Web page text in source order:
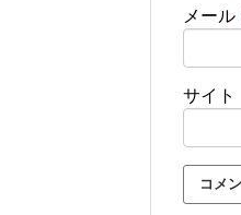
メール
サイト